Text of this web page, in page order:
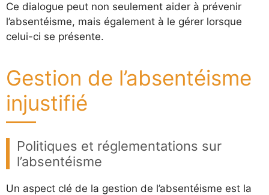
Ce dialogue peut non seulement aider à prévenir
l’absentéisme, mais également à le gérer lorsque
celui-ci se présente.
Gestion de l’absentéisme
injustifié
Politiques et réglementations sur
l’absentéisme
Un aspect clé de la gestion de l’absentéisme est la